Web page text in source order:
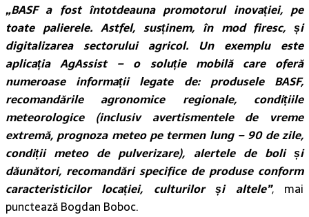
„BASF a fost întotdeauna promotorul inovației, pe
toate palierele. Astfel, susținem, în mod firesc, și
digitalizarea sectorului agricol. Un exemplu este
aplicația AgAssist – o soluție mobilă care oferă
numeroase informații legate de: produsele BASF,
recomandările agronomice regionale, condițiile
meteorologice (inclusiv avertismentele de vreme
extremă, prognoza meteo pe termen lung – 90 de zile,
condiții meteo de pulverizare), alertele de boli și
dăunători, recomandări specifice de produse conform
caracteristicilor locației, culturilor și altele”, mai
punctează Bogdan Boboc.